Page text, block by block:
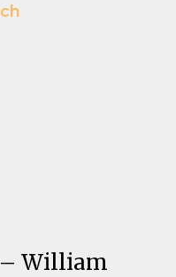
– William